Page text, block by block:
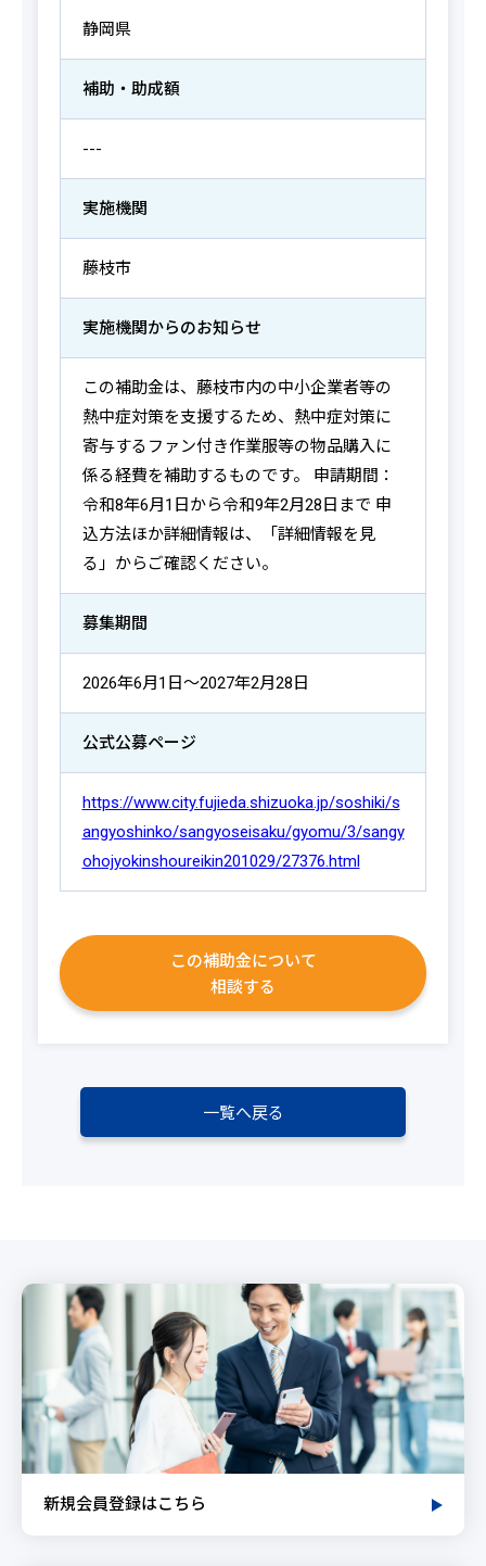
静岡県
補助・助成額
---
実施機関
藤枝市
実施機関からのお知らせ
この補助金は、藤枝市内の中小企業者等の
熱中症対策を支援するため、熱中症対策に
寄与するファン付き作業服等の物品購入に
係る経費を補助するものです。 申請期間：
令和8年6月1日から令和9年2月28日まで 申
込方法ほか詳細情報は、「詳細情報を見
る」からご確認ください。
募集期間
2026年6月1日～2027年2月28日
公式公募ページ
https://www.city.fujieda.shizuoka.jp/soshiki/s
angyoshinko/sangyoseisaku/gyomu/3/sangy
ohojyokinshoureikin201029/27376.html
この補助金について
相談する
一覧へ戻る
新規会員登録はこちら